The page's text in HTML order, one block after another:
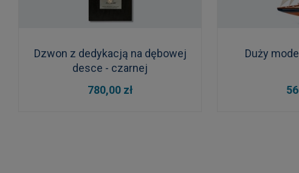
Dzwon z dedykacją na dębowej
desce - czarnej
780,00 zł
DO KOSZYKA
Duży
DO